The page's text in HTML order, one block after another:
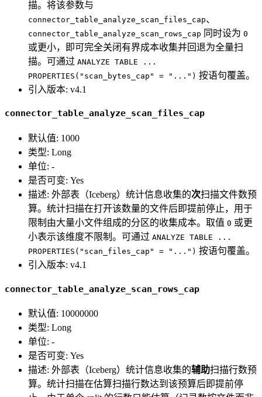
描。将该参数与
connector_table_analyze_scan_files_cap、
connector_table_analyze_scan_rows_cap 同时设为 0
或更小，即可完全关闭有界成本收集并回退为全量扫
描。可通过 ANALYZE TABLE ...
PROPERTIES("scan_bytes_cap" = "...") 按语句覆盖。
引入版本: v4.1
connector_table_analyze_scan_files_cap
默认值: 1000
类型: Long
单位: -
是否可变: Yes
描述: 外部表（Iceberg）统计信息收集的次扫描文件数预
算。统计扫描在打开该数量的文件后即提前停止，用于
限制由大量小文件组成的分区的收集成本。取值 0 或更
小表示该维度不限制。可通过 ANALYZE TABLE ...
PROPERTIES("scan_files_cap" = "...") 按语句覆盖。
引入版本: v4.1
connector_table_analyze_scan_rows_cap
默认值: 10000000
类型: Long
单位: -
是否可变: Yes
描述: 外部表（Iceberg）统计信息收集的辅助扫描行数预
算。统计扫描在估算扫描行数达到该预算后即提前停